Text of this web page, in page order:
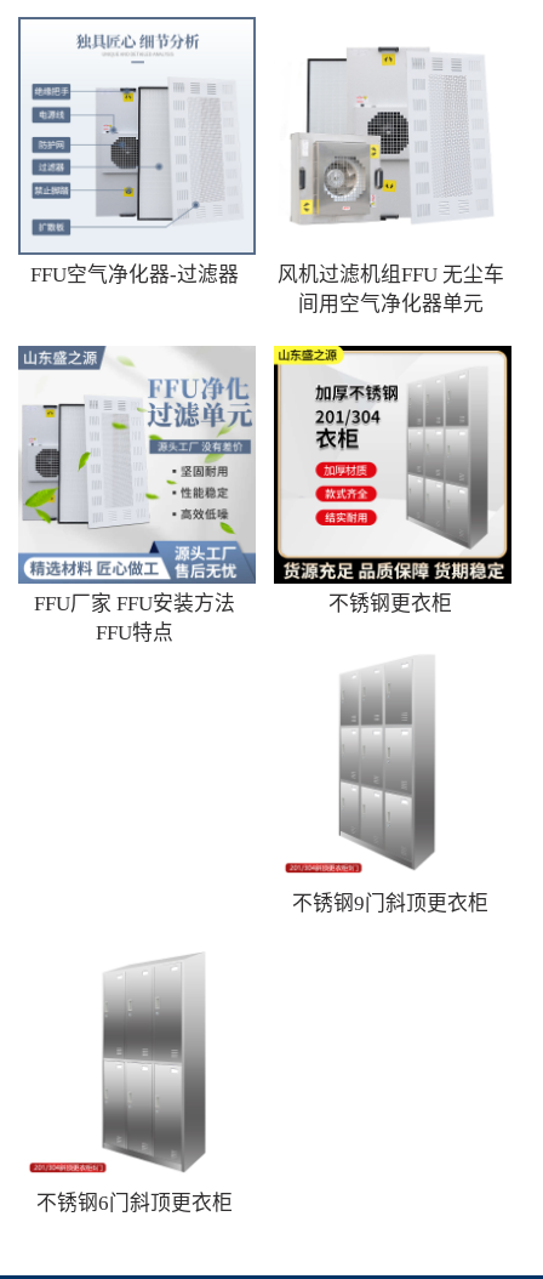
FFU空气净化器-过滤器
风机过滤机组FFU 无尘车
间用空气净化器单元
FFU厂家 FFU安装方法
FFU特点
不锈钢更衣柜
不锈钢9门斜顶更衣柜
不锈钢6门斜顶更衣柜